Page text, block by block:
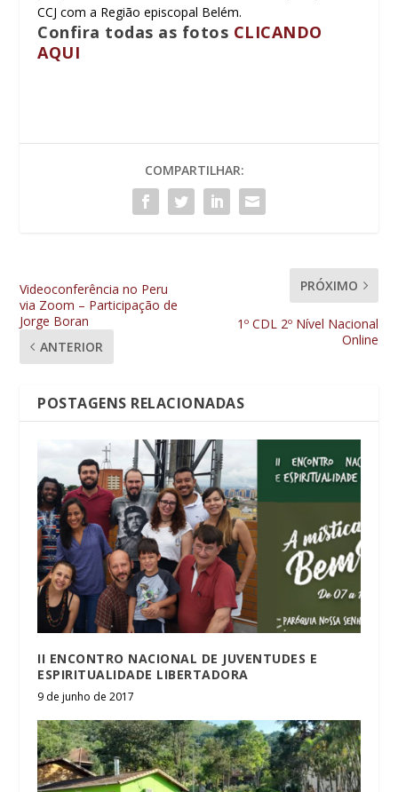
CCJ com a Região episcopal Belém.
Confira todas as fotos CLICANDO
AQUI
COMPARTILHAR:
Videoconferência no Peru
via Zoom – Participação de
Jorge Boran
ANTERIOR
PRÓXIMO
1º CDL 2º Nível Nacional
Online
POSTAGENS RELACIONADAS
II ENCONTRO NACIONAL DE JUVENTUDES E
ESPIRITUALIDADE LIBERTADORA
9 de junho de 2017